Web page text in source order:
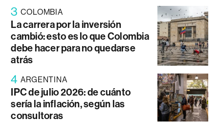
3 COLOMBIA
La carrera por la inversión
cambió: esto es lo que Colombia
debe hacer para no quedarse
atrás
4 ARGENTINA
IPC de julio 2026: de cuánto
sería la inflación, según las
consultoras